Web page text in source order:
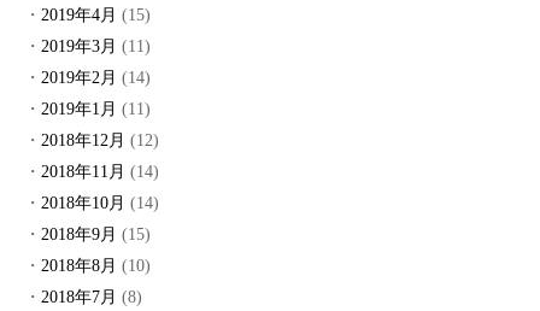
2019年4月 (15)
2019年3月 (11)
2019年2月 (14)
2019年1月 (11)
2018年12月 (12)
2018年11月 (14)
2018年10月 (14)
2018年9月 (15)
2018年8月 (10)
2018年7月 (8)